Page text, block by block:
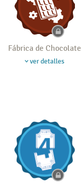
Fábrica de Chocolate
ver detalles